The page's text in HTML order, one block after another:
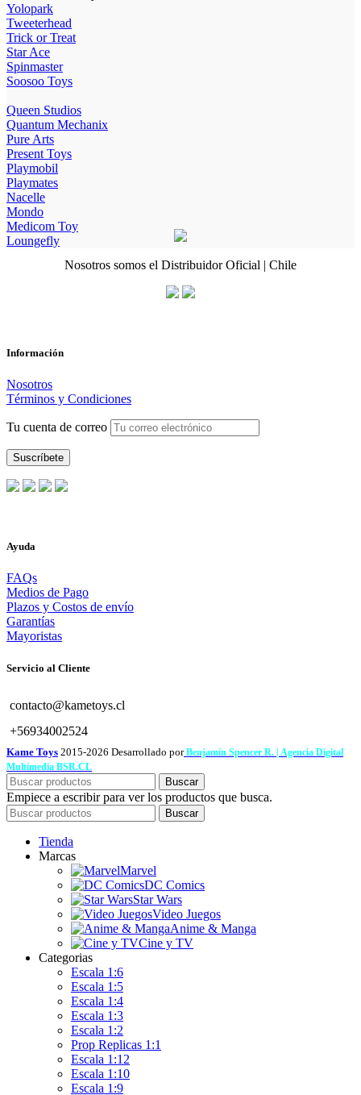
Yolopark
Tweeterhead
Trick or Treat
Star Ace
Spinmaster
Soosoo Toys
Queen Studios
Quantum Mechanix
Pure Arts
Present Toys
Playmobil
Playmates
Nacelle
Mondo
Medicom Toy
Loungefly
Nosotros somos el Distribuidor Oficial | Chile
Información
Nosotros
Términos y Condiciones
Tu cuenta de correo
Ayuda
FAQs
Medios de Pago
Plazos y Costos de envío
Garantías
Mayoristas
Servicio al Cliente
contacto@kametoys.cl
+56934002524
Kame Toys 2015-2026 Desarrollado porBenjamín Spencer R. | Agencia Digital
Multimedia BSR.CL
Buscar
Empiece a escribir para ver los productos que busca.
Buscar
Tienda
Marcas
Marvel
DC Comics
Star Wars
Video Juegos
Anime & Manga
Cine y TV
Categorias
Escala 1:6
Escala 1:5
Escala 1:4
Escala 1:3
Escala 1:2
Prop Replicas 1:1
Escala 1:12
Escala 1:10
Escala 1:9